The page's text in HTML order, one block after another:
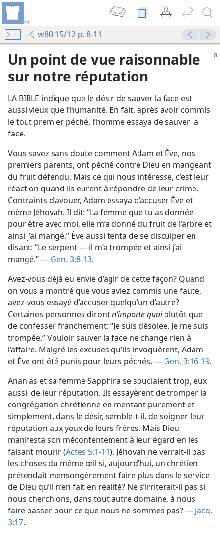
w80 15/12 p. 8-11
Un point de vue raisonnable
sur notre réputation
LA BIBLE indique que le désir de sauver la face est
aussi vieux que l’humanité. En fait, après avoir commis
le tout premier péché, l’homme essaya de sauver la
face.
Vous savez sans doute comment Adam et Ève, nos
premiers parents, ont péché contre Dieu en mangeant
du fruit défendu. Mais ce qui nous intéresse, c’est leur
réaction quand ils eurent à répondre de leur crime.
Contraints d’avouer, Adam essaya d’accuser Ève et
même Jéhovah. Il dit: “La femme que tu as donnée
pour être avec moi, elle m’a donné du fruit de l’arbre et
ainsi j’ai mangé.” Ève aussi tenta de se disculper en
disant: “Le serpent — il m’a trompée et ainsi j’ai
mangé.” — Gen. 3:8-13.
Avez-​vous déjà eu envie d’agir de cette façon? Quand
on vous a montré que vous aviez commis une faute,
avez-​vous essayé d’accuser quelqu’un d’autre?
Certaines personnes dirontn’importe quoiplutôt que
de confesser franchement: “Je suis désolée. Je me suis
trompée.” Vouloir sauver la face ne change rien à
l’affaire. Malgré les excuses qu’ils invoquèrent, Adam
et Ève ont été punis pour leurs péchés. — Gen. 3:16-19.
Ananias et sa femme Sapphira se souciaient trop, eux
aussi, de leur réputation. Ils essayèrent de tromper la
congrégation chrétienne en mentant purement et
simplement, dans le désir, semble-​t-​il, de soigner leur
réputation aux yeux de leurs frères. Mais Dieu
manifesta son mécontentement à leur égard en les
faisant mourir (Actes 5:1-11). Jéhovah ne verrait-​il pas
les choses du même œil si, aujourd’hui, un chrétien
prétendait mensongèrement faire plus dans le service
de Dieu qu’il n’en fait en réalité? Ne s’irriterait-​il pas si
nous cherchions, dans tout autre domaine, à nous
faire passer pour ce que nous ne sommes pas? — Jacq.
3:17.